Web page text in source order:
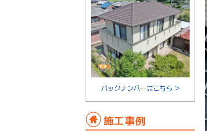
バックナンバーはこちら ＞
施工事例